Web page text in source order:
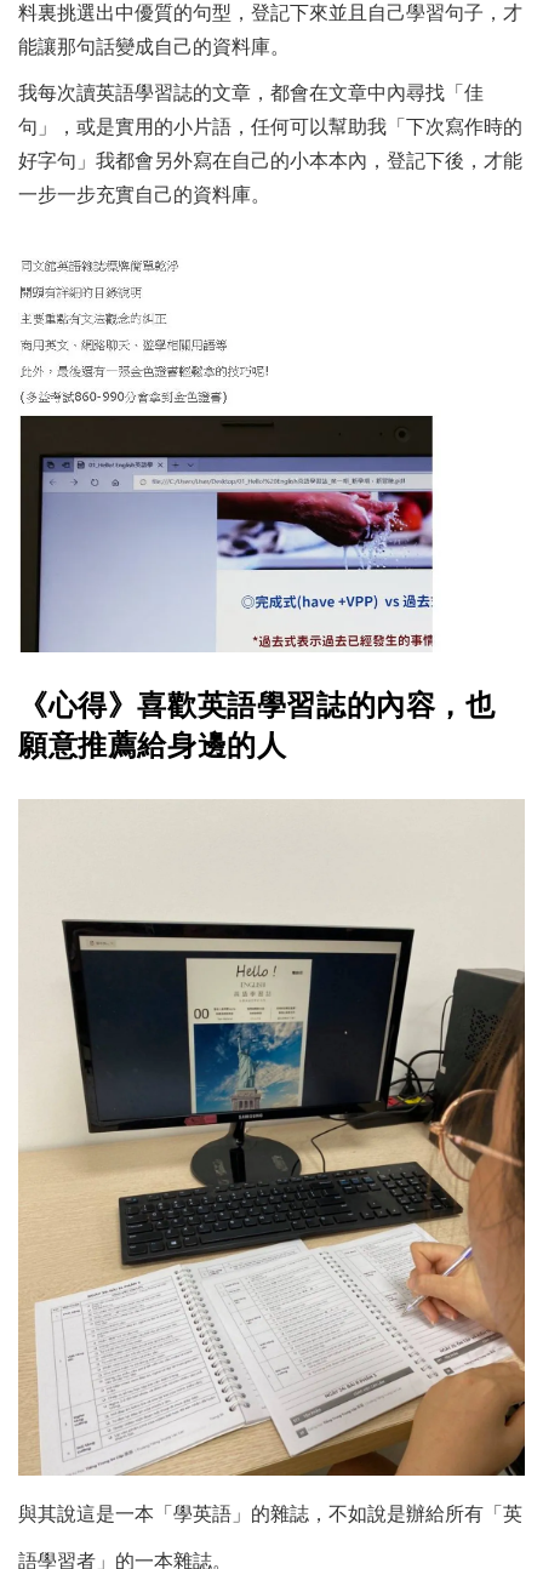
料裏挑選出中優質的句型，登記下來並且自己學習句子，才
能讓那句話變成自己的資料庫。
我每次讀英語學習誌的文章，都會在文章中內尋找「佳
句」，或是實用的小片語，任何可以幫助我「下次寫作時的
好字句」我都會另外寫在自己的小本本內，登記下後，才能
一步一步充實自己的資料庫。
《心得》喜歡英語學習誌的內容，也
願意推薦給身邊的人
與其說這是一本「學英語」的雜誌，不如說是辦給所有「英
語學習者」的一本雜誌。